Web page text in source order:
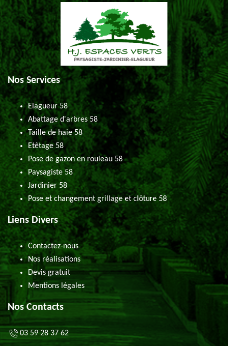
Nos Services
Elagueur 58
Abattage d'arbres 58
Taille de haie 58
Etêtage 58
Pose de gazon en rouleau 58
Paysagiste 58
Jardinier 58
Pose et changement grillage et clôture 58
Liens Divers
Contactez-nous
Nos réalisations
Devis gratuit
Mentions légales
Nos Contacts
03 59 28 37 62